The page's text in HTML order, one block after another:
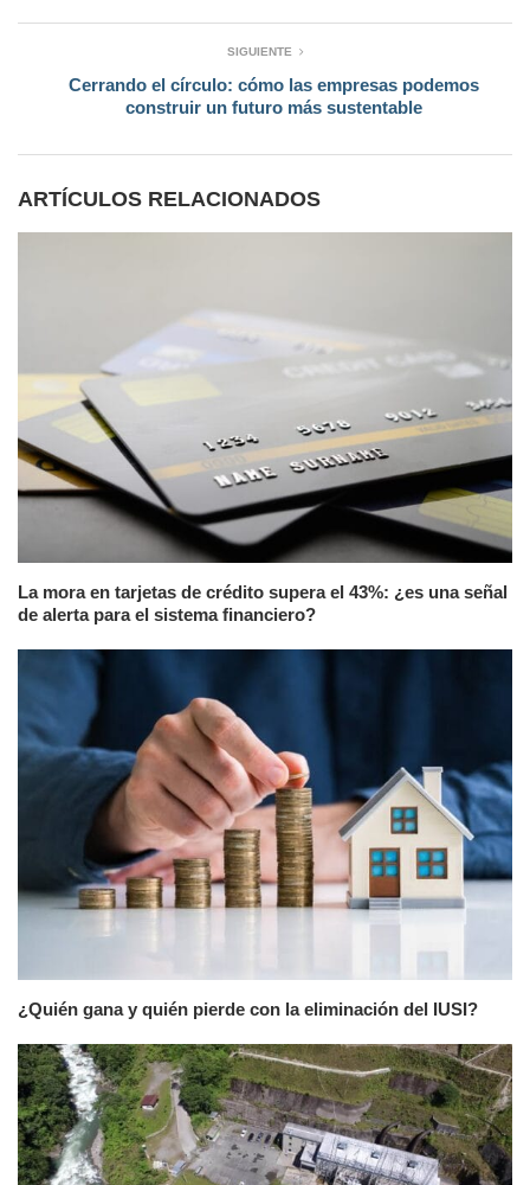
SIGUIENTE
Cerrando el círculo: cómo las empresas podemos
construir un futuro más sustentable
ARTÍCULOS RELACIONADOS
La mora en tarjetas de crédito supera el 43%: ¿es una señal
de alerta para el sistema financiero?
¿Quién gana y quién pierde con la eliminación del IUSI?